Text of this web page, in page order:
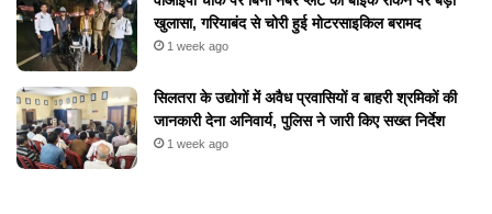
खुलासा, गरियाबंद से चोरी हुई मोटरसाइकिल बरामद
1 week ago
सिलतरा के उद्योगों में अवैध प्रवासियों व बाहरी श्रमिकों की
जानकारी देना अनिवार्य, पुलिस ने जारी किए सख्त निर्देश
1 week ago